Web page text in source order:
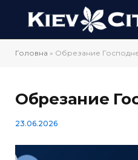
Головна » Обрезание
Обрезание
23.06.2026